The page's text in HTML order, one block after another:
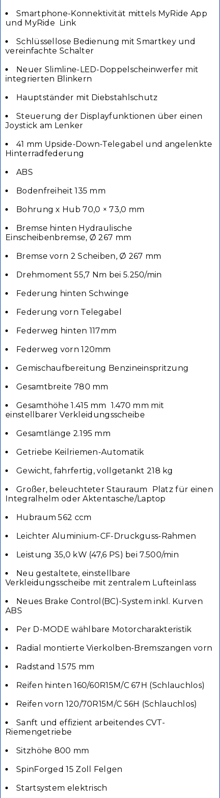
Smartphone-Konnektivität mittels MyRide App
und MyRide  Link
Schlüssellose Bedienung mit Smartkey und
vereinfachte Schalter
Neuer Slimline-LED-Doppelscheinwerfer mit
integrierten Blinkern
Hauptständer mit Diebstahlschutz
Steuerung der Displayfunktionen über einen
Joystick am Lenker
41 mm Upside-Down-Telegabel und angelenkte
Hinterradfederung
ABS
Bodenfreiheit 135 mm
Bohrung x Hub 70,0 × 73,0 mm
Bremse hinten Hydraulische
Einscheibenbremse, Ø 267 mm
Bremse vorn 2 Scheiben, Ø 267 mm
Drehmoment 55,7 Nm bei 5.250/min
Federung hinten Schwinge
Federung vorn Telegabel
Federweg hinten 117mm
Federweg vorn 120mm
Gemischaufbereitung Benzineinspritzung
Gesamtbreite 780 mm
Gesamthöhe 1.415 mm  1.470 mm mit
einstellbarer Verkleidungsscheibe
Gesamtlänge 2.195 mm
Getriebe Keilriemen-Automatik
Gewicht, fahrfertig, vollgetankt 218 kg
Großer, beleuchteter Stauraum  Platz für einen
Integralhelm oder Aktentasche/Laptop
Hubraum 562 ccm
Leichter Aluminium-CF-Druckguss-Rahmen
Leistung 35,0 kW (47,6 PS) bei 7.500/min
Neu gestaltete, einstellbare
Verkleidungsscheibe mit zentralem Lufteinlass
Neues Brake Control(BC)-System inkl. Kurven
ABS
Per D-MODE wählbare Motorcharakteristik
Radial montierte Vierkolben-Bremszangen vorn
Radstand 1.575 mm
Reifen hinten 160/60R15M/C 67H (Schlauchlos)
Reifen vorn 120/70R15M/C 56H (Schlauchlos)
Sanft und effizient arbeitendes CVT-
Riemengetriebe
Sitzhöhe 800 mm
SpinForged 15 Zoll Felgen
Startsystem elektrisch